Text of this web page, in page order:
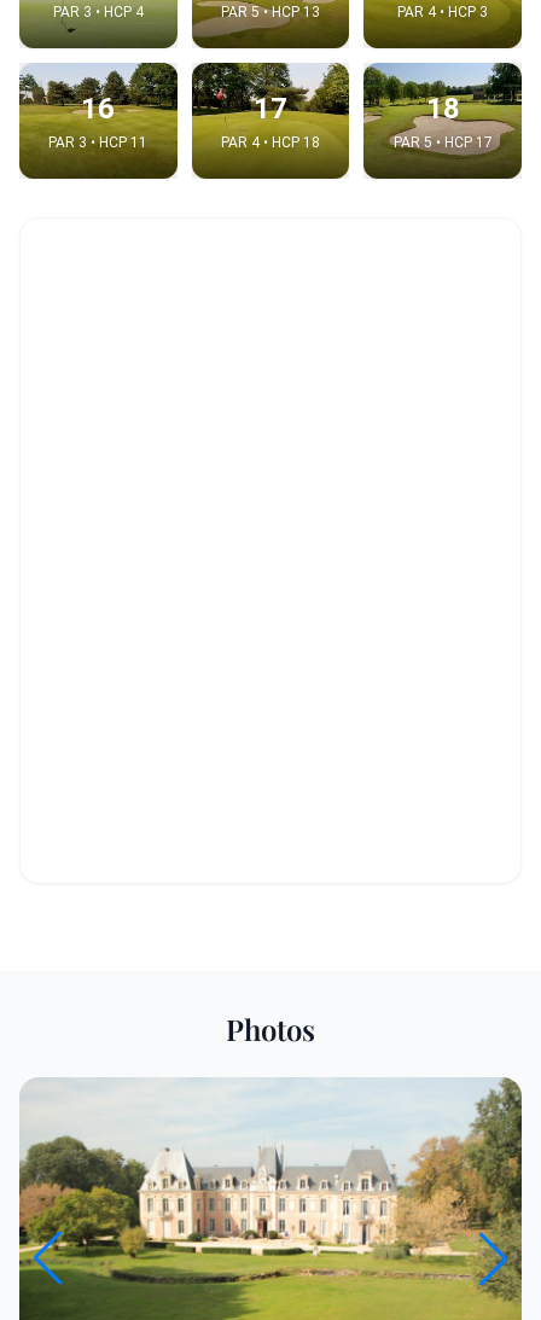
PAR 3 • HCP 4 PAR 5 • HCP 13 PAR 4 • HCP 3
16
PAR 3 • HCP 11
17
PAR 4 • HCP 18
18
PAR 5 • HCP 17
Photos